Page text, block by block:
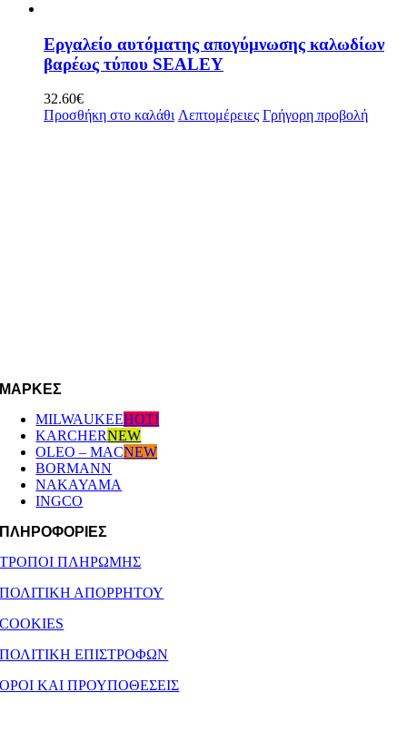
Εργαλείο αυτόματης απογύμνωσης καλωδίων
βαρέως τύπου SEALEY
32.60€
Προσθήκη στο καλάθι Λεπτομέρειες Γρήγορη προβολή
ΜΆΡΚΕΣ
MILWAUKEEHOT!
KARCHERNEW
OLEO – MACNEW
BORMANN
NAKAYAMA
INGCO
ΠΛΗΡΟΦΟΡΙΕΣ
ΤΡΟΠΟΙ ΠΛΗΡΩΜΗΣ
ΠΟΛΙΤΙΚΗ ΑΠΟΡΡΗΤΟΥ
COOKIES
ΠΟΛΙΤΙΚΗ ΕΠΙΣΤΡΟΦΩΝ
ΟΡΟΙ ΚΑΙ ΠΡΟΥΠΟΘΕΣΕΙΣ